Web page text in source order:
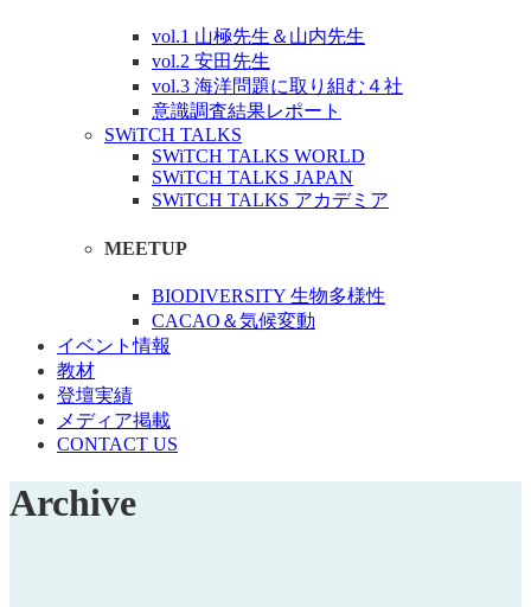
vol.1 山極先生＆山内先生
vol.2 安田先生
vol.3 海洋問題に取り組む４社
意識調査結果レポート
SWiTCH TALKS
SWiTCH TALKS WORLD
SWiTCH TALKS JAPAN
SWiTCH TALKS アカデミア
MEETUP
BIODIVERSITY 生物多様性
CACAO＆気候変動
イベント情報
教材
登壇実績
メディア掲載
CONTACT US
Archive